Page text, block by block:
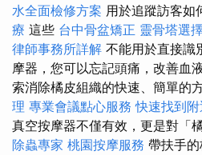
水全面檢修方案 用於追蹤訪客如
療 這些 台中骨盆矯正 靈骨塔選
律師事務所詳解 不能用於直接識
摩器，您可以忘記頭痛，改善血
索消除橘皮組織的快速、簡單的
理 專業會議點心服務 快速找到
真空按摩器不僅有效，更是對「
除蟲專家 桃園按摩服務 帶扶手